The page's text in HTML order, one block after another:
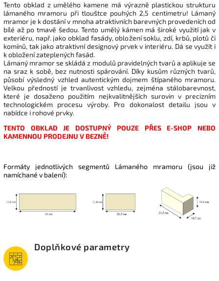
Tento obklad z umělého kamene má výrazně plastickou strukturu
lámaného mramoru při tlouštce pouhých 2,5 centimetru! Lámaný
mramor je k dostání v mnoha atraktivních barevných provedeních od
bílé až po tmavě šedou. Tento umělý kámen má široké využití jak v
exteriéru, např. jako obklad fasády, obložení soklu, zdí, krbů, plotů či
komínů, tak jako atraktivní designový prvek v interiéru. Dá se využít i
k obložení zateplených fasád.
Lámaný mramor se skládá z modulů pravidelných tvarů a aplikuje se
na sraz k sobě, bez nutnosti spárování. Díky kusům různých tvarů,
působí výsledný vzhled autentickým dojmem štípaného mramoru.
Velkou předností je trvanlivost vzhledu, zejména stálobarevnost,
které je dosaženo použitím nejkvalitnějších surovin v precizním
technologickém procesu výroby. Pro dokonalost detailu jsou v
nabídce i rohové prvky.
TENTO OBKLAD JE DOSTUPNÝ POUZE PŘES E-SHOP NEBO
KAMENNOU PRODEJNU V BEZNĚ!
Formáty jednotlivých segmentů Lámaného mramoru (jsou již
namíchané v balení):
Doplňkové parametry